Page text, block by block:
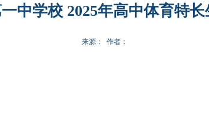
中学校 2025年高中体育特
来源： 作者：